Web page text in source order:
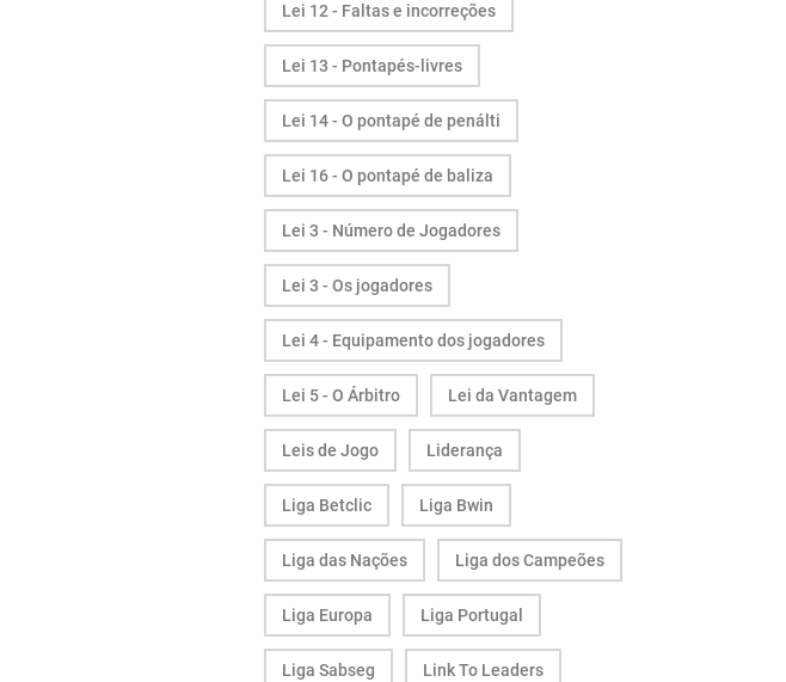
Lei 12 - Faltas e incorreções
Lei 13 - Pontapés-livres
Lei 14 - O pontapé de penálti
Lei 16 - O pontapé de baliza
Lei 3 - Número de Jogadores
Lei 3 - Os jogadores
Lei 4 - Equipamento dos jogadores
Lei 5 - O Árbitro Lei da Vantagem
Leis de Jogo Liderança
Liga Betclic Liga Bwin
Liga das Nações Liga dos Campeões
Liga Europa Liga Portugal
Liga Sabseg Link To Leaders